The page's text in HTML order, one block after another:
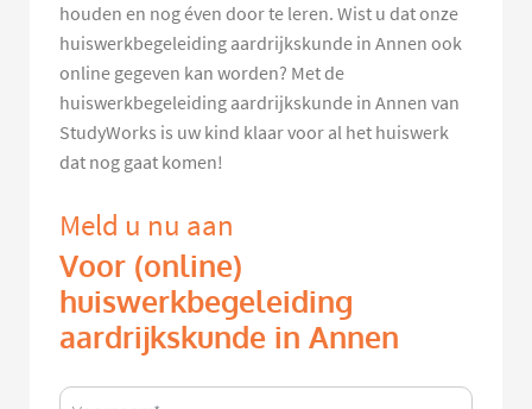
houden en nog éven door te leren. Wist u dat onze
huiswerkbegeleiding aardrijkskunde in Annen ook
online gegeven kan worden? Met de
huiswerkbegeleiding aardrijkskunde in Annen van
StudyWorks is uw kind klaar voor al het huiswerk
dat nog gaat komen!
Meld u nu aan
Voor (online)
huiswerkbegeleiding
aardrijkskunde in Annen